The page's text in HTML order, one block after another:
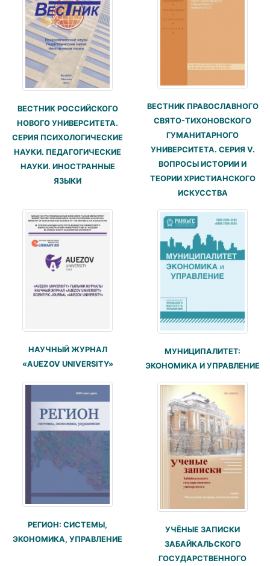
ВЕСТНИК РОССИЙСКОГО
НОВОГО УНИВЕРСИТЕТА.
СЕРИЯ ПСИХОЛОГИЧЕСКИЕ
НАУКИ. ПЕДАГОГИЧЕСКИЕ
НАУКИ. ИНОСТРАННЫЕ
ЯЗЫКИ
ВЕСТНИК ПРАВОСЛАВНОГО
СВЯТО-ТИХОНОВСКОГО
ГУМАНИТАРНОГО
УНИВЕРСИТЕТА. СЕРИЯ V.
ВОПРОСЫ ИСТОРИИ И
ТЕОРИИ ХРИСТИАНСКОГО
ИСКУССТВА
НАУЧНЫЙ ЖУРНАЛ
«AUEZOV UNIVERSITY»
МУНИЦИПАЛИТЕТ:
ЭКОНОМИКА И УПРАВЛЕНИЕ
РЕГИОН: СИСТЕМЫ,
ЭКОНОМИКА, УПРАВЛЕНИЕ
УЧЁНЫЕ ЗАПИСКИ
ЗАБАЙКАЛЬСКОГО
ГОСУДАРСТВЕННОГО